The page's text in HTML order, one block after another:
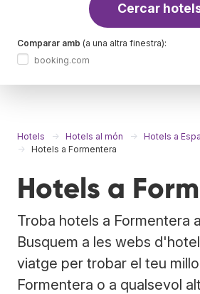
Cercar
Comparar amb (a una altra finestra):
booking.com
Hotels Hotels al món
Hotels a
Hotels a Formentera
Hotels a
Troba hotels a Formentera
Busquem a les webs
viatge per trobar el teu
Formentera o a qualsevol